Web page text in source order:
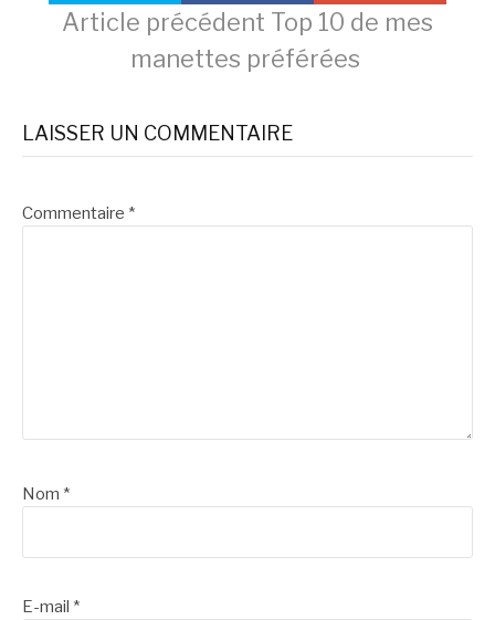
Lire
la
suite
Article précédent Top 10 de mes
manettes préférées
LAISSER UN COMMENTAIRE
Commentaire *
Nom *
E-mail *